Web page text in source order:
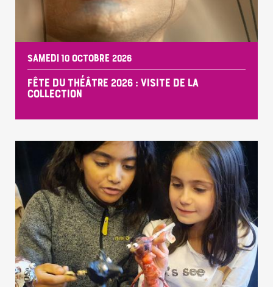
SAMEDI 10 OCTOBRE 2026
FÊTE DU THÉÂTRE 2026 : VISITE DE LA
COLLECTION